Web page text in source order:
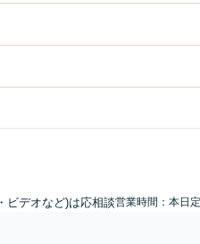
ビデオなど)は応相談営業時間：本日